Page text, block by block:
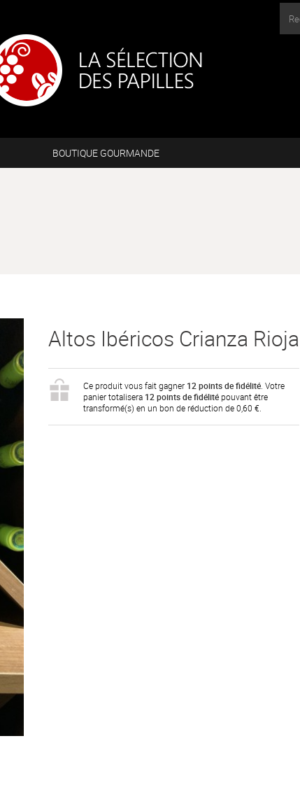
BOUTIQUE GOURMANDE
Altos Ibéricos Crianza Rioja
Ce produit vous fait gagner 12points de fidélité. Votre
panier totalisera 12points de fidélitépouvant être
transformé(s) en un bon de réduction de 0,60 €.